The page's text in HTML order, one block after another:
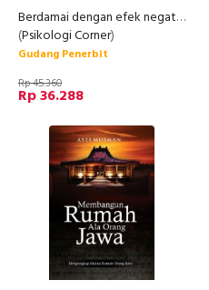
Berdamai dengan efek negatif medsos
(Psikologi Corner)
Gudang Penerbit
Rp 45.360
Rp 36.288